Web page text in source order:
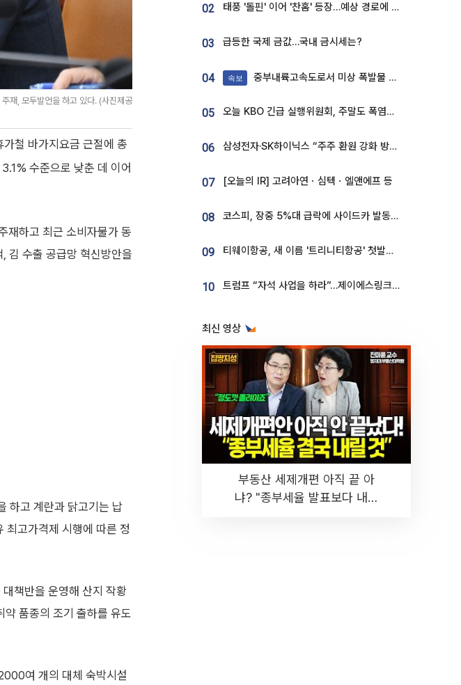
재, 모두발언을 하고 있다. (사진제공
철 바가지요금 근절에 총
수준으로 낮춘 데 이어
재하고 최근 소비자물가 동
김 수출 공급망 혁신방안을
하고 계란과 닭고기는 납
고가격제 시행에 따른 정
책반을 운영해 산지 작황
품종의 조기 출하를 유도
여 개의 대체 숙박시설
02 태풍 '돌핀' 이어 '찬홈' 등장…예상 경로에 한국 '한숨'
03 급등한 국제 금값…국내 금시세는?
04 속보 중부내륙고속도로서 미상 폭발물 발견
05 오늘 KBO 긴급 실행위원회, 주말도 폭염취소 될까
06 삼성전자·SK하이닉스 “주주 환원 강화 방안 마련”
07 [오늘의 IR] 고려아연ㆍ심텍ㆍ엘앤에프 등
08 코스피, 장중 5%대 급락에 사이드카 발동…삼성·SK 동반 폭락
09 티웨이항공, 새 이름 '트리니티항공' 첫발…SSC 전략 본격화
10 트럼프 “자석 사업을 하라”…제이에스링크, 비중국 영구자석 공급망 구축 속도
최신 영상
부동산 세제개편 아직 끝 아
냐? "종부세율 발표보다 내릴